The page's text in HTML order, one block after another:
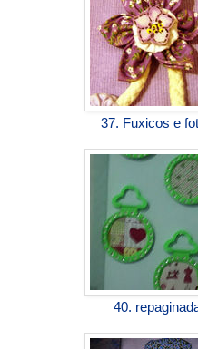
37. Fuxicos e
40.